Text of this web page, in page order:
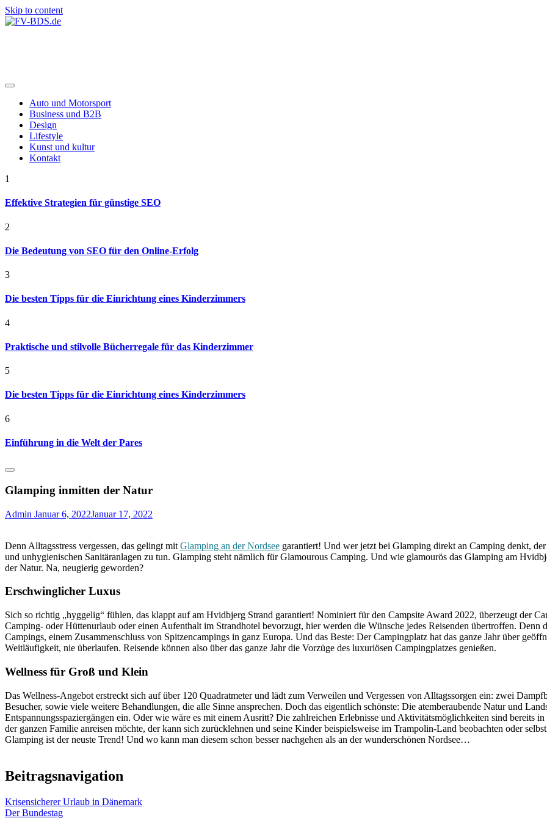
Skip to content
Auto und Motorsport
Business und B2B
Design
Lifestyle
Kunst und kultur
Kontakt
1
Effektive Strategien für günstige SEO
2
Die Bedeutung von SEO für den Online-Erfolg
3
Die besten Tipps für die Einrichtung eines Kinderzimmers
4
Praktische und stilvolle Bücherregale für das Kinderzimmer
5
Die besten Tipps für die Einrichtung eines Kinderzimmers
6
Einführung in die Welt der Pares
Glamping inmitten der Natur
Admin Januar 6, 2022Januar 17, 2022
Denn Alltagsstress vergessen, das gelingt mit Glamping an der Nordsee garantiert! Und wer jetzt bei Glamping direkt an Camping denkt,
und unhygienischen Sanitäranlagen zu tun. Glamping steht nämlich für Glamourous Camping. Und wie glamourös das Glamping am
der Natur. Na, neugierig geworden?
Erschwinglicher Luxus
Sich so richtig „hyggelig“ fühlen, das klappt auf am Hvidbjerg Strand garantiert! Nominiert für den Campsite Award 2022, überzeugt der
Camping- oder Hüttenurlaub oder einen Aufenthalt im Strandhotel bevorzugt, hier werden die Wünsche jedes Reisenden übertroffen.
Campings, einem Zusammenschluss von Spitzencampings in ganz Europa. Und das Beste: Der Campingplatz hat das ganze Jahr über
Weitläufigkeit, nie überlaufen. Reisende können also über das ganze Jahr die Vorzüge des luxuriösen Campingplatzes genießen.
Wellness für Groß und Klein
Das Wellness-Angebot erstreckt sich auf über 120 Quadratmeter und lädt zum Verweilen und Vergessen von Alltagssorgen ein: zwei
Besucher, sowie viele weitere Behandlungen, die alle Sinne ansprechen. Doch das eigentlich schönste: Die atemberaubende Natur und
Entspannungsspaziergängen ein. Oder wie wäre es mit einem Ausritt? Die zahlreichen Erlebnisse und Aktivitätsmöglichkeiten sind bereits
der ganzen Familie anreisen möchte, der kann sich zurücklehnen und seine Kinder beispielsweise im Trampolin-Land beobachten oder
Glamping ist der neuste Trend! Und wo kann man diesem schon besser nachgehen als an der wunderschönen Nordsee…
Beitragsnavigation
Krisensicherer Urlaub in Dänemark
Der Bundestag